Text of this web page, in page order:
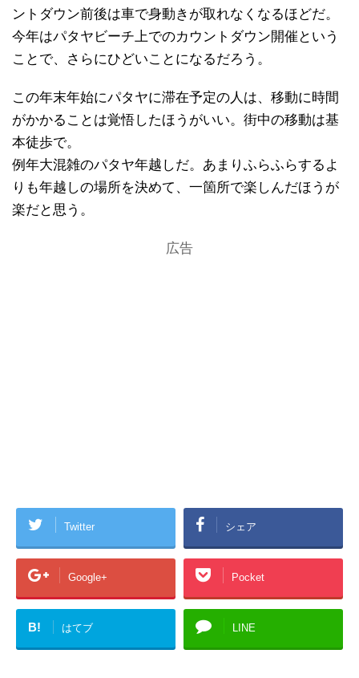
ントダウン前後は車で身動きが取れなくなるほどだ。
今年はパタヤビーチ上でのカウントダウン開催という
ことで、さらにひどいことになるだろう。
この年末年始にパタヤに滞在予定の人は、移動に時間
がかかることは覚悟したほうがいい。街中の移動は基
本徒歩で。
例年大混雑のパタヤ年越しだ。あまりふらふらするよ
りも年越しの場所を決めて、一箇所で楽しんだほうが
楽だと思う。
広告
Twitter シェア
Google+ Pocket
B! はてブ LINE